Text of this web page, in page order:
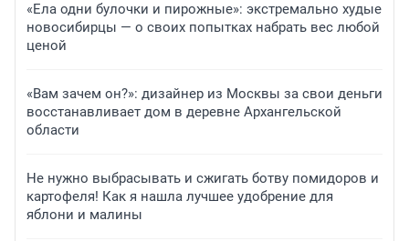
«Ела одни булочки и пирожные»: экстремально худые
новосибирцы — о своих попытках набрать вес любой
ценой
«Вам зачем он?»: дизайнер из Москвы за свои деньги
восстанавливает дом в деревне Архангельской
области
Не нужно выбрасывать и сжигать ботву помидоров и
картофеля! Как я нашла лучшее удобрение для
яблони и малины